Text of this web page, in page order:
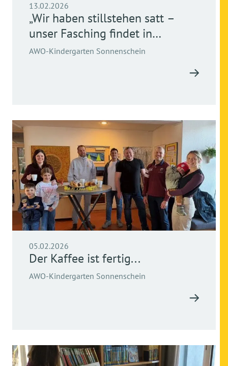
13.02.2026
„Wir haben stillstehen satt –
unser Fasching findet in
Bewegung statt!“
AWO-Kindergarten Sonnenschein
05.02.2026
Der Kaffee ist fertig...
AWO-Kindergarten Sonnenschein